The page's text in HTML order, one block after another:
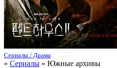
Сериалы / Драма
» Сериалы » Южные архивы